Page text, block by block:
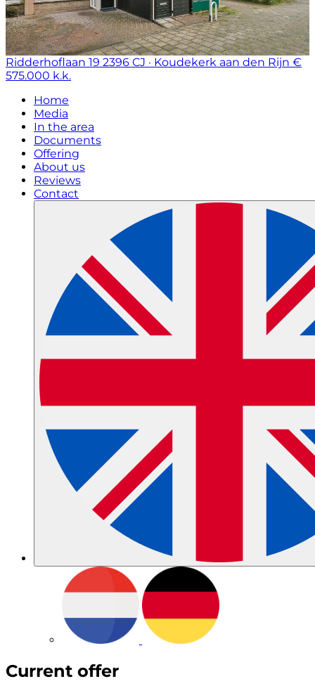
Ridderhoflaan 19 2396 CJ · Koudekerk aan den Rijn €
575.000 k.k.
Home
Media
In the area
Documents
Offering
About us
Reviews
Contact
Current offer